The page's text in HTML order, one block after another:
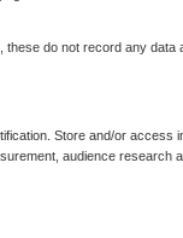
voelen zich
Uit een
these do not record any data
Store and/or access
audience research